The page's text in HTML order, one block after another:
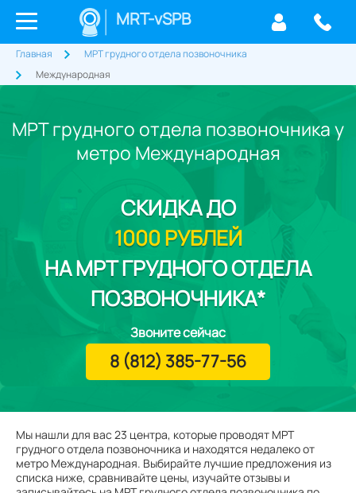
MRT-vSPB
Главная
МРТ грудного отдела позвоночника
Международная
МРТ грудного отдела позвоночника у
метро Международная
Мы нашли для вас 23 центра, которые проводят МРТ
грудного отдела позвоночника и находятся недалеко от
метро Международная. Выбирайте лучшие предложения из
списка ниже, сравнивайте цены, изучайте отзывы и
СКИДКАДО
1000 РУБЛЕЙ
НА МРТ ГРУДНОГО ОТДЕЛА
ПОЗВОНОЧНИКА*
Звоните сейчас
8 (812) 385-77-56